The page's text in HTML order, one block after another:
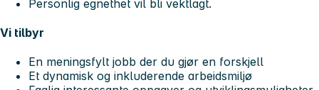
Personlig egnethet vil bli vektlagt.
Vi tilbyr
En meningsfylt jobb der du gjør en forskjell
Et dynamisk og inkluderende arbeidsmiljø